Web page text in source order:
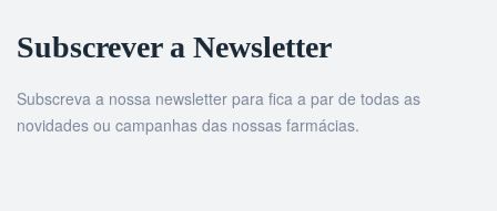
Subscrever a Newsletter
Subscreva a nossa newsletter para fica a par de todas as
novidades ou campanhas das nossas farmácias.